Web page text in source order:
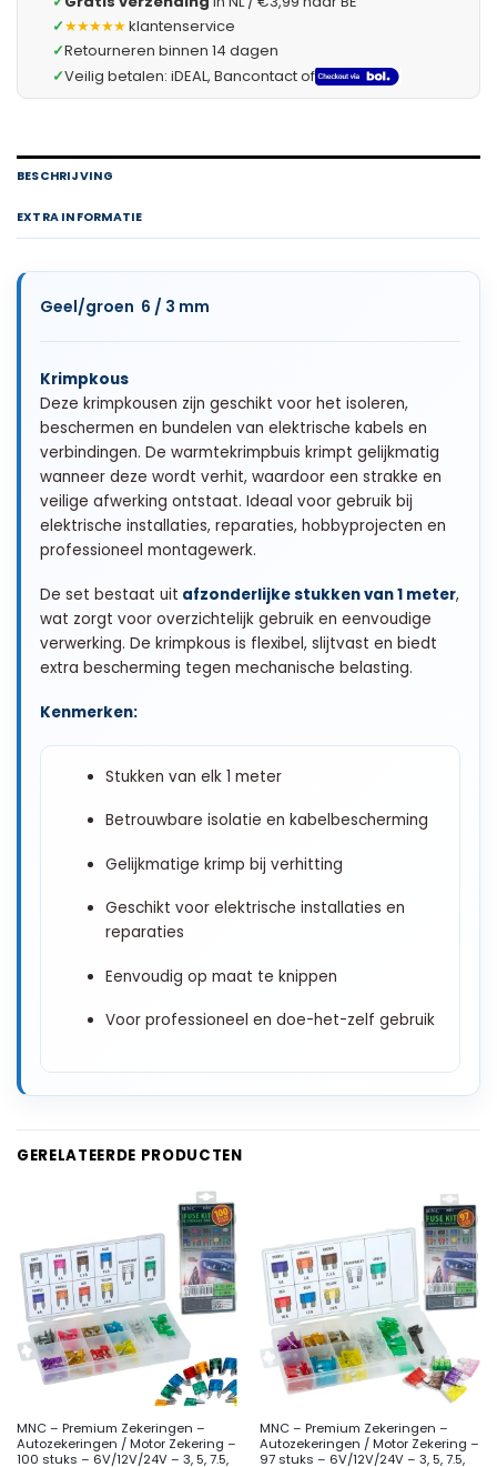
✓★★★★★klantenservice
✓Retourneren binnen 14 dagen
✓Veilig betalen: iDEAL, Bancontact of
BESCHRIJVING
EXTRA INFORMATIE
Geel/groen 6 / 3 mm
Krimpkous
Deze krimpkousen zijn geschikt voor het isoleren,
beschermen en bundelen van elektrische kabels en
verbindingen. De warmtekrimpbuis krimpt gelijkmatig
wanneer deze wordt verhit, waardoor een strakke en
veilige afwerking ontstaat. Ideaal voor gebruik bij
elektrische installaties, reparaties, hobbyprojecten en
professioneel montagewerk.
De set bestaat uit afzonderlijke stukken van 1 meter,
wat zorgt voor overzichtelijk gebruik en eenvoudige
verwerking. De krimpkous is flexibel, slijtvast en biedt
extra bescherming tegen mechanische belasting.
Kenmerken:
Stukken van elk 1 meter
Betrouwbare isolatie en kabelbescherming
Gelijkmatige krimp bij verhitting
Geschikt voor elektrische installaties en
reparaties
Eenvoudig op maat te knippen
Voor professioneel en doe-het-zelf gebruik
GERELATEERDE PRODUCTEN
MNC – Premium Zekeringen –
Autozekeringen / Motor Zekering –
100 stuks – 6V/12V/24V – 3, 5, 7.5,
MNC – Premium Zekeringen –
Autozekeringen / Motor Zekering –
97 stuks – 6V/12V/24V – 3, 5, 7.5,